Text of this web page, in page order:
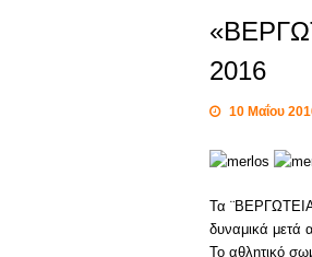
2016
10 Μαΐου
Τα
δυναμικά μετά
Το αθλητικό